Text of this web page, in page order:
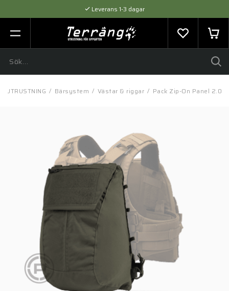
Leverans 1-3 dagar
Flexibel betalning med SVEA
Expertråd & Kvalitetsprodukter
UTRUSTNING / Bärsystem / Västar & riggar / Pack Zip-On Panel 2.0